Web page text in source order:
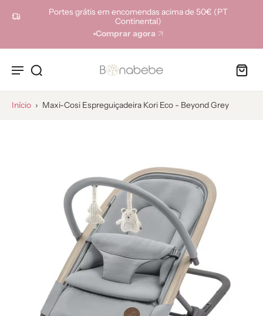
Portes grátis em encomendas acima de 50€ (PT
Continental)
Comprar agora
Início › Maxi-Cosi Espreguiçadeira Kori Eco - Beyond Grey